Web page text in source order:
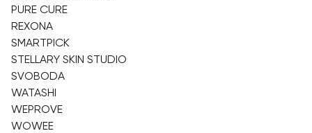
PURE CURE
REXONA
SMARTPICK
STELLARY SKIN STUDIO
SVOBODA
WATASHI
WEPROVE
WOWEE